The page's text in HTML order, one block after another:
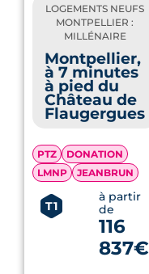
LOGEMENTS NEUFS
MONTPELLIER :
MILLÉNAIRE
Montpellier,
à 7 minutes
à pied du
Château de
Flaugergues
PTZ
DONATION
LMNP
JEANBRUN
T1
à partir
de
116
837€